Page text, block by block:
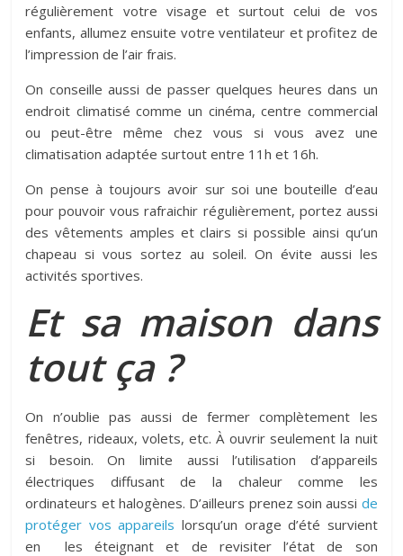
régulièrement votre visage et surtout celui de vos
enfants, allumez ensuite votre ventilateur et profitez de
l’impression de l’air frais.
On conseille aussi de passer quelques heures dans un
endroit climatisé comme un cinéma, centre commercial
ou peut-être même chez vous si vous avez une
climatisation adaptée surtout entre 11h et 16h.
On pense à toujours avoir sur soi une bouteille d’eau
pour pouvoir vous rafraichir régulièrement, portez aussi
des vêtements amples et clairs si possible ainsi qu’un
chapeau si vous sortez au soleil. On évite aussi les
activités sportives.
Et sa maison dans
tout ça ?
On n’oublie pas aussi de fermer complètement les
fenêtres, rideaux, volets, etc. À ouvrir seulement la nuit
si besoin. On limite aussi l’utilisation d’appareils
électriques diffusant de la chaleur comme les
ordinateurs et halogènes. D’ailleurs prenez soin aussi de
protéger vos appareils lorsqu’un orage d’été survient
en les éteignant et de revisiter l’état de son